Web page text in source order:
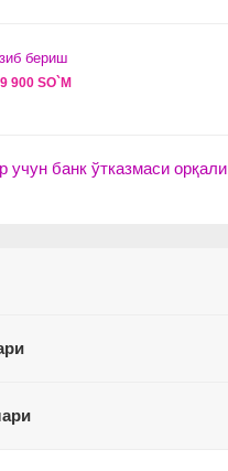
бериш
9 900 SO`M
банк ўтказмаси орқали